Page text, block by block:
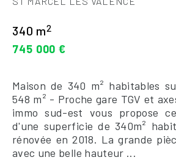
340 m2
745 000 €
Maison de 340 m² habitables
548 m² - Proche gare TGV et
immo sud-est vous propose
d'une superficie de 340m²
rénovée en 2018. La grande
avec une belle hauteur ...